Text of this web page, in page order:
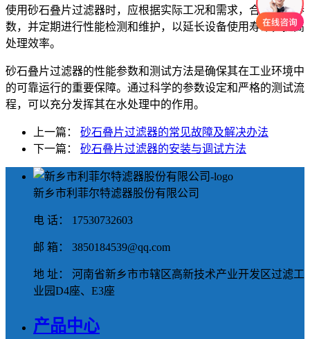
使用砂石叠片过滤器时，应根据实际工况和需求，合理配置参
数，并定期进行性能检测和维护，以延长设备使用寿命，提高
处理效率。
砂石叠片过滤器的性能参数和测试方法是确保其在工业环境中
的可靠运行的重要保障。通过科学的参数设定和严格的测试流
程，可以充分发挥其在水处理中的作用。
上一篇： 砂石叠片过滤器的常见故障及解决办法
下一篇： 砂石叠片过滤器的安装与调试方法
新乡市利菲尔特滤器股份有限公司
电 话： 17530732603
邮 箱： 3850184539@qq.com
地 址： 河南省新乡市市辖区高新技术产业开发区过滤工
业园D4座、E3座
产品中心